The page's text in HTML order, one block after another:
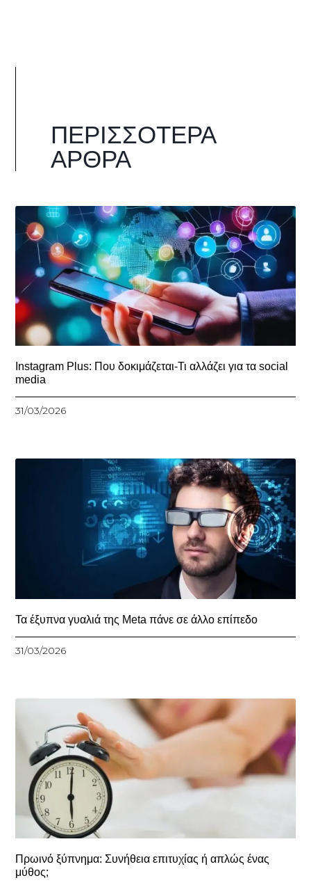
ΠΕΡΙΣΣΌΤΕΡΑ
ΆΡΘΡΑ
Instagram Plus: Που δοκιμάζεται-Τι αλλάζει για τα social
media
31/03/2026
Τα έξυπνα γυαλιά της Meta πάνε σε άλλο επίπεδο
31/03/2026
Πρωινό ξύπνημα: Συνήθεια επιτυχίας ή απλώς ένας
μύθος;